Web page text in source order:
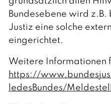
Bundesebene wird z.B.
Justiz eine solche
eingerichtet.
Weitere Informationen
https://
ledesBundes/